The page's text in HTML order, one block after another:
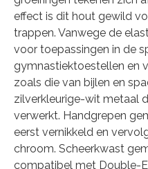
effect is dit hout gewild
trappen. Vanwege de
voor toepassingen in de
gymnastiektoestellen en
zoals die van bijlen en
zilverkleurige-wit metaal
verwerkt. Handgrepen
eerst vernikkeld en
chroom. Scheerkwast
compatibel met Double-